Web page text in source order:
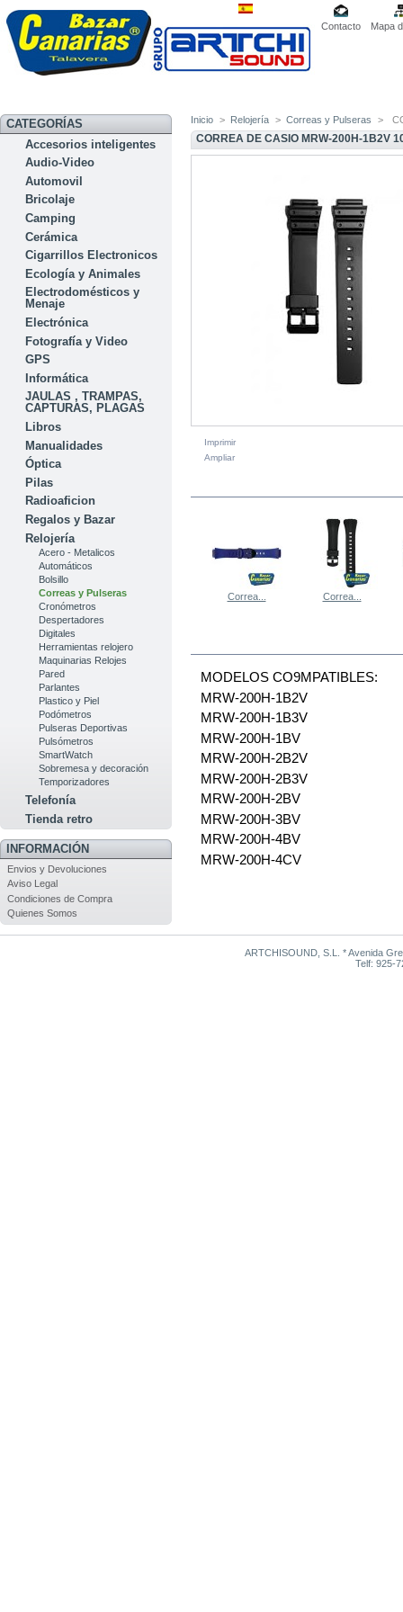
Contacto Mapa
CATEGORÍAS
Accesorios inteligentes
Audio-Video
Automovil
Bricolaje
Camping
Cerámica
Cigarrillos Electronicos
Ecología y Animales
Electrodomésticos y
Menaje
Electrónica
Fotografía y Video
GPS
Informática
JAULAS , TRAMPAS,
CAPTURAS, PLAGAS
Libros
Manualidades
Óptica
Pilas
Radioaficion
Regalos y Bazar
Relojería
Acero - Metalicos
Automáticos
Bolsillo
Correas y Pulseras
Cronómetros
Despertadores
Digitales
Herramientas relojero
Maquinarias Relojes
Pared
Parlantes
Plastico y Piel
Podómetros
Pulseras Deportivas
Pulsómetros
SmartWatch
Sobremesa y decoración
Temporizadores
Telefonía
Tienda retro
INFORMACIÓN
Envios y Devoluciones
Aviso Legal
Condiciones de Compra
Quienes Somos
Inicio > Relojería > Correas y Pulseras >
CORREA DE CASIO MRW-200H-1B2V
Imprimir
Ampliar
Correa... Correa...
MODELOS CO9MPATIBLES:
MRW-200H-1B2V
MRW-200H-1B3V
MRW-200H-1BV
MRW-200H-2B2V
MRW-200H-2B3V
MRW-200H-2BV
MRW-200H-3BV
MRW-200H-4BV
MRW-200H-4CV
ARTCHISOUND, S.L. * Avenida
Telf: 925-